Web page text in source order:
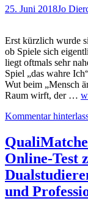
25. Juni 2018Jo
Erst kürzlich wurde
ob Spiele sich
liegt oftmals sehr
Spiel „das wahre
Wut beim „Mensch
Raum wirft, der …
Kommentar
Online-Test
und